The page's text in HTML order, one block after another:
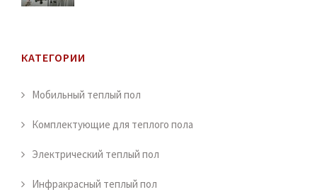
КАТЕГОРИИ
Мобильный теплый пол
Комплектующие для теплого пола
Электрический теплый пол
Инфракрасный теплый пол